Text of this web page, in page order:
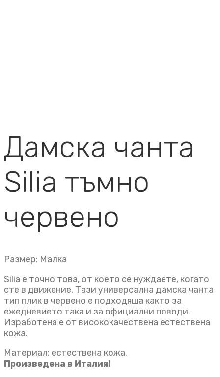
Дамска чанта
Silia тъмно
червено
Размер: Малка
Silia е точно това, от което се нуждаете, когато
сте в движение. Тази универсална дамска чанта
тип плик в червено е подходяща както за
ежедневието така и за официални поводи.
Изработена е от висококачествена естествена
кожа.
Материал: естествена кожа.
Произведена в Италия!